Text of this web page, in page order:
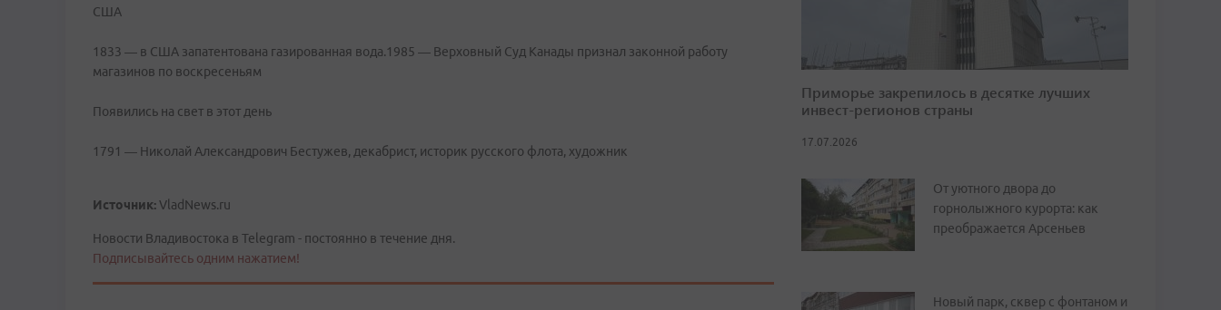
США
1833 — в США запатентована газированная вода.1985 — Верховный Суд Канады признал законной работу
магазинов по воскресеньям
Появились на свет в этот день
1791 — Николай Александрович Бестужев, декабрист, историк русского флота, художник
Источник:VladNews.ru
Новости Владивостока в Telegram - постоянно в течение дня.
Подписывайтесь одним нажатием!
Приморье закрепилось в десятке лучших
инвест-регионов страны
17.07.2026
От уютного двора до
горнолыжного курорта: как
преображается Арсеньев
Новый парк, сквер с фонтаном и